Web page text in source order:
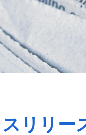
リリー